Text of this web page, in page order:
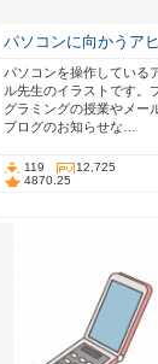
パソコンに向かうア
パソコンを操作している
ル先生のイラストです。
グラミングの授業やメー
ブログのお知らせな…
119
12,725
4870.25